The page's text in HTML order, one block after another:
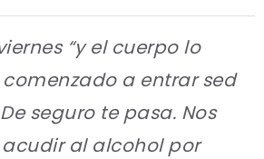
“y el cuerpo lo
comenzado a entrar sed
seguro te pasa. Nos
al alcohol por